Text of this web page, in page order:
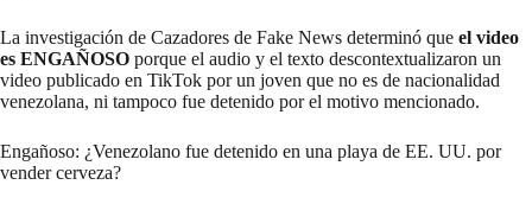
La investigación de Cazadores de Fake News determinó que el video
es ENGAÑOSO porque el audio y el texto descontextualizaron un
video publicado en TikTok por un joven que no es de nacionalidad
venezolana, ni tampoco fue detenido por el motivo mencionado.
Engañoso: ¿Venezolano fue detenido en una playa de EE. UU. por
vender cerveza?